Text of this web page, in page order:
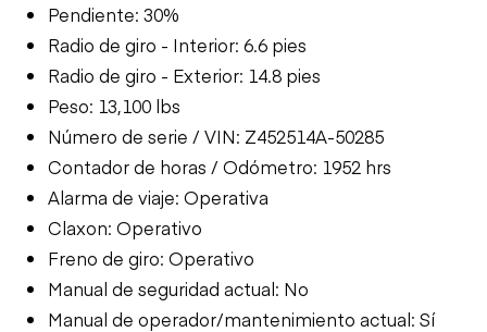
Pendiente: 30%
Radio de giro - Interior: 6.6 pies
Radio de giro - Exterior: 14.8 pies
Peso: 13,100 lbs
Número de serie / VIN: Z452514A-50285
Contador de horas / Odómetro: 1952 hrs
Alarma de viaje: Operativa
Claxon: Operativo
Freno de giro: Operativo
Manual de seguridad actual: No
Manual de operador/mantenimiento actual: Sí